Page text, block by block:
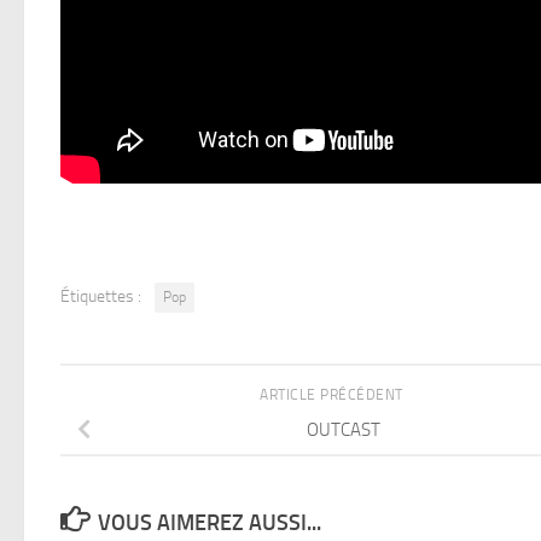
Étiquettes : Pop
ARTICLE PRÉCÉDENT
OUTCAST
VOUS AIMEREZ AUSSI...